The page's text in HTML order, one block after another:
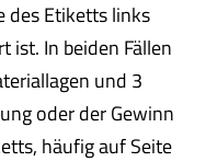
des Etiketts links
ist. In beiden Fällen
und 3
oder der Gewinn
häufig auf Seite